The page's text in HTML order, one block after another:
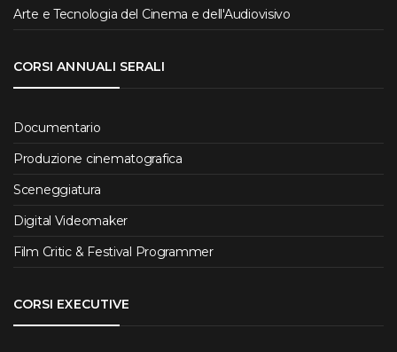
Arte e Tecnologia del Cinema e dell'Audiovisivo
CORSI ANNUALI SERALI
Documentario
Produzione cinematografica
Sceneggiatura
Digital Videomaker
Film Critic & Festival Programmer
CORSI EXECUTIVE